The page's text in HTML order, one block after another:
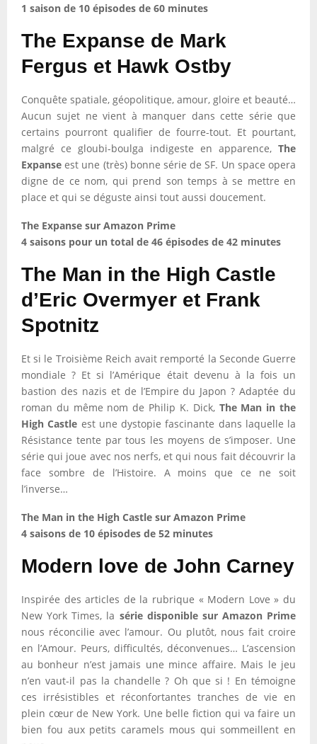
1 saison de 10 épisodes de 60 minutes
The Expanse de Mark
Fergus et Hawk Ostby
Conquête spatiale, géopolitique, amour, gloire et beauté…
Aucun sujet ne vient à manquer dans cette série que
certains pourront qualifier de fourre-tout. Et pourtant,
malgré ce gloubi-boulga indigeste en apparence, The
Expanse est une (très) bonne série de SF. Un space opera
digne de ce nom, qui prend son temps à se mettre en
place et qui se déguste ainsi tout aussi doucement.
The Expanse sur Amazon Prime
4 saisons pour un total de 46 épisodes de 42 minutes
The Man in the High Castle
d’Eric Overmyer et Frank
Spotnitz
Et si le Troisième Reich avait remporté la Seconde Guerre
mondiale ? Et si l’Amérique était devenu à la fois un
bastion des nazis et de l’Empire du Japon ? Adaptée du
roman du même nom de Philip K. Dick, The Man in the
High Castle est une dystopie fascinante dans laquelle la
Résistance tente par tous les moyens de s’imposer. Une
série qui joue avec nos nerfs, et qui nous fait découvrir la
face sombre de l’Histoire. A moins que ce ne soit
l’inverse…
The Man in the High Castle sur Amazon Prime
4 saisons de 10 épisodes de 52 minutes
Modern love de John Carney
Inspirée des articles de la rubrique « Modern Love » du
New York Times, la série disponible sur Amazon Prime
nous réconcilie avec l’amour. Ou plutôt, nous fait croire
en l’Amour. Peurs, difficultés, déconvenues… L’ascension
au bonheur n’est jamais une mince affaire. Mais le jeu
n’en vaut-il pas la chandelle ? Oh que si ! En témoigne
ces irrésistibles et réconfortantes tranches de vie en
plein cœur de New York. Une belle fiction qui va faire un
bien fou aux petits caramels mous qui sommeillent en